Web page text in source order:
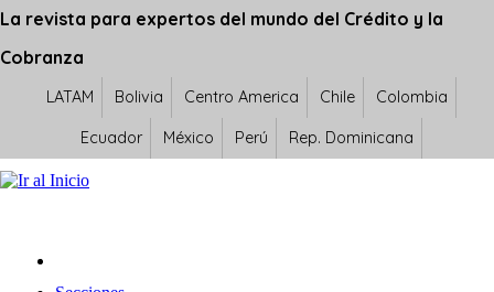
La revista para expertos del mundo del Crédito y la
Cobranza
LATAM Bolivia Centro America Chile Colombia
Ecuador México Perú Rep. Dominicana